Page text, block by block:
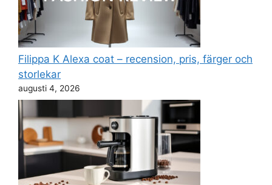
Filippa K Alexa coat – recension, pris, färger och
storlekar
augusti 4, 2026